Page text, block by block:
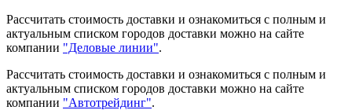
Рассчитать стоимость доставки и ознакомиться с полным и
актуальным списком городов доставки можно на сайте
компании "Деловые линии".
Рассчитать стоимость доставки и ознакомиться с полным и
актуальным списком городов доставки можно на сайте
компании "Автотрейдинг".